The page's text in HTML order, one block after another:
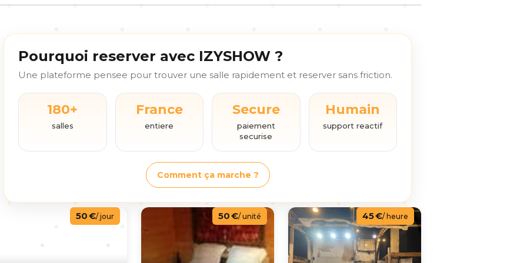
Pourquoi reserver avec IZYSHOW ?
Une plateforme pensee pour trouver une salle rapidement et reserver sans friction.
180+
salles
France
entiere
Secure
paiement
securise
Humain
support reactif
Comment ça marche ?
50 €/ jour 50 €/ unité 45 €/ heure